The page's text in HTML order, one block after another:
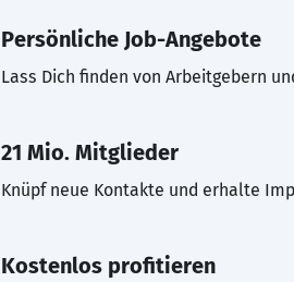
Persönliche Job-Angebote
Lass Dich finden von Arbeitgebern
21 Mio. Mitglieder
Knüpf neue Kontakte und erhalte
Kostenlos profitieren